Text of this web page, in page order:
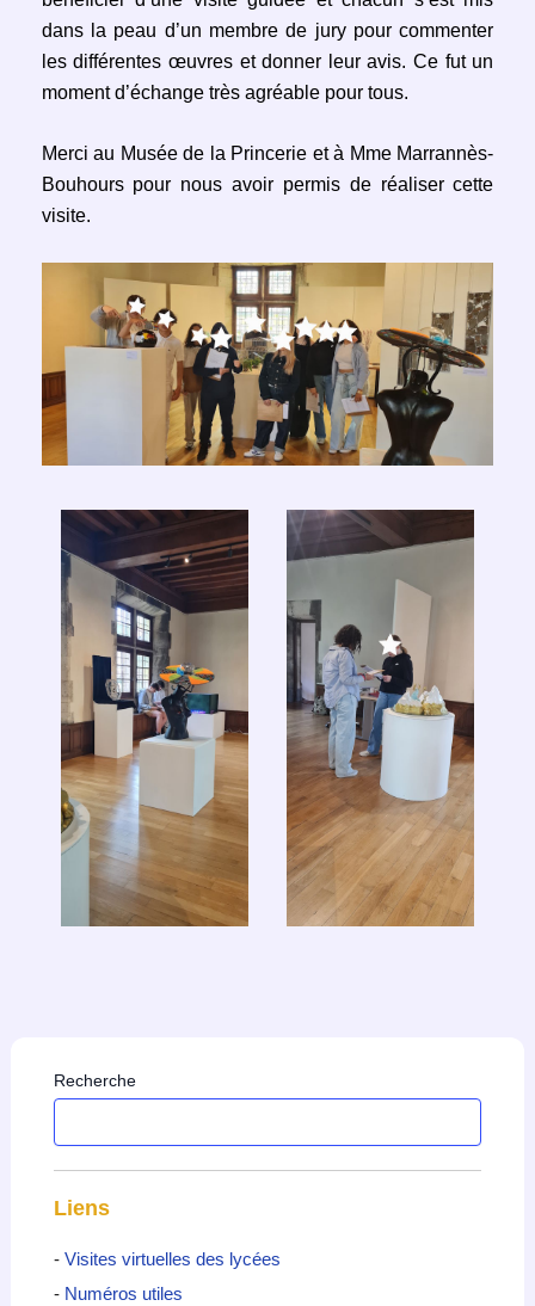
dans la peau d’un membre de jury pour commenter
les différentes œuvres et donner leur avis. Ce fut un
moment d’échange très agréable pour tous.
Merci au Musée de la Princerie et à Mme Marrannès-
Bouhours pour nous avoir permis de réaliser cette
visite.
Recherche
Liens
- Visites virtuelles des lycées
- Numéros utiles